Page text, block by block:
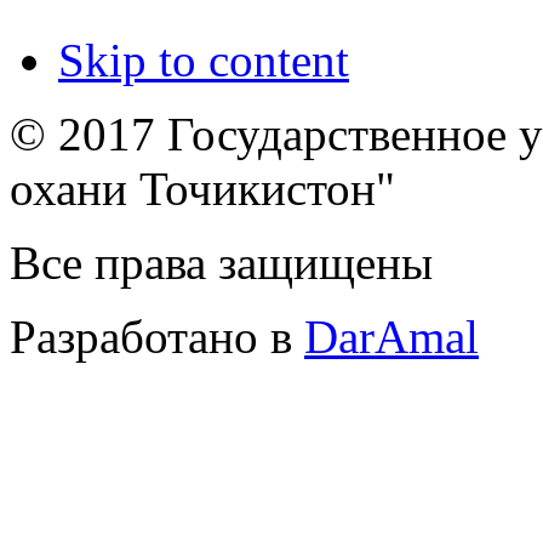
Skip to content
© 2017 Государственное
охани Точикистон"
Все права защищены
Разработано в DarAmal